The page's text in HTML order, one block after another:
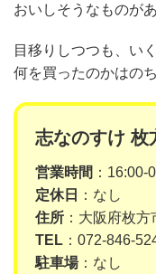
おいしそうなものが
目移りしつつも、い
何を買ったのかはの
志なのすけ 枚
営業時間 ：16:00-
定休日 ：なし
住所 ：大阪府枚
TEL ：072-846-
駐車場：なし